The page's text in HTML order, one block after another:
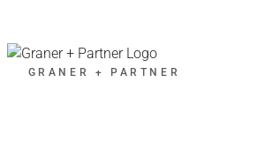
GRANER + PARTNER